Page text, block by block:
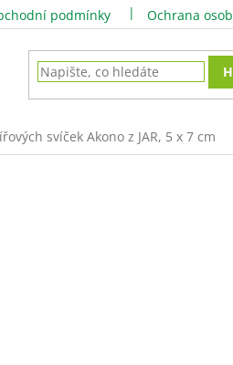
podmínky Ochrana
svíček Akono z JAR, 5 x 7 cm